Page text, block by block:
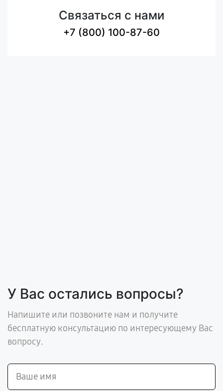
Связаться с нами
+7 (800) 100-87-60
У Вас остались вопросы?
Напишите или позвоните нам и получите
бесплатную консультацию по интересующему Вас
вопросу.